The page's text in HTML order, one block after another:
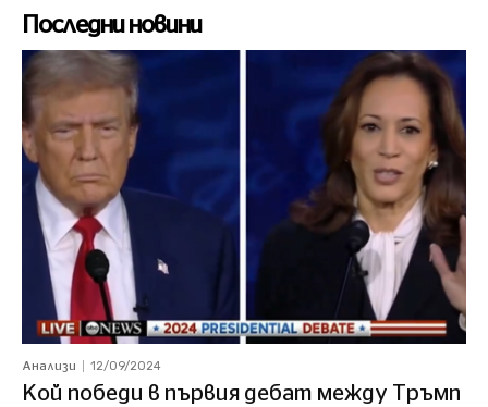
Последни новини
Анализи 12/09/2024
Кой победи в първия дебат между Тръмп